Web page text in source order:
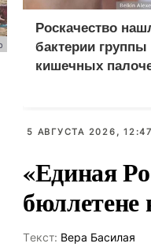
Роскачество
бактерии группы
кишечных
5 АВГУСТА 2026,
«Единая
бюллетене
Tекст: Вера Басилая